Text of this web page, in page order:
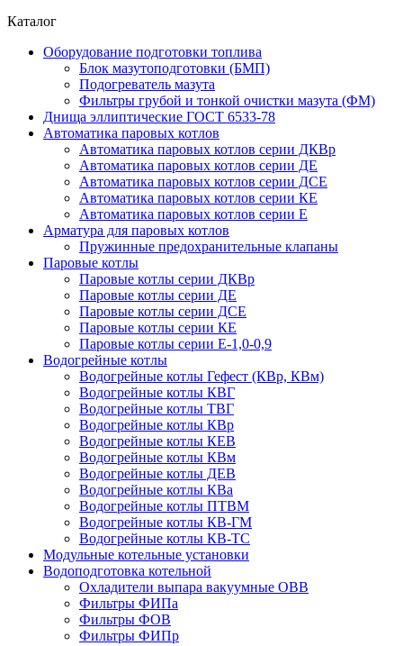
Каталог
Оборудование подготовки топлива
Блок мазутоподготовки (БМП)
Подогреватель мазута
Фильтры грубой и тонкой очистки мазута (ФМ)
Днища эллиптические ГОСТ 6533-78
Автоматика паровых котлов
Автоматика паровых котлов серии ДКВр
Автоматика паровых котлов серии ДЕ
Автоматика паровых котлов серии ДСЕ
Автоматика паровых котлов серии КЕ
Автоматика паровых котлов серии Е
Арматура для паровых котлов
Пружинные предохранительные клапаны
Паровые котлы
Паровые котлы серии ДКВр
Паровые котлы серии ДЕ
Паровые котлы серии ДСЕ
Паровые котлы серии КЕ
Паровые котлы серии Е-1,0-0,9
Водогрейные котлы
Водогрейные котлы Гефест (КВр, КВм)
Водогрейные котлы КВГ
Водогрейные котлы ТВГ
Водогрейные котлы КВр
Водогрейные котлы КЕВ
Водогрейные котлы КВм
Водогрейные котлы ДЕВ
Водогрейные котлы КВа
Водогрейные котлы ПТВМ
Водогрейные котлы КВ-ГМ
Водогрейные котлы КВ-ТС
Модульные котельные установки
Водоподготовка котельной
Охладители выпара вакуумные ОВВ
Фильтры ФИПа
Фильтры ФОВ
Фильтры ФИПр